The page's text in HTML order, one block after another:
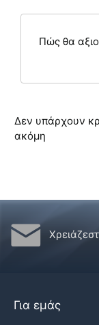
Πώς θα
Δεν υπάρχουν
ακόμη
Για εμάς